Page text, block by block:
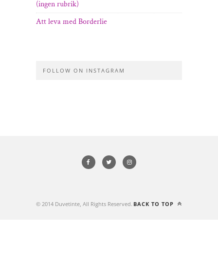
(ingen rubrik)
Att leva med Borderlie
FOLLOW ON INSTAGRAM
© 2014 Duvetinte, All Rights Reserved. BACK TO TOP